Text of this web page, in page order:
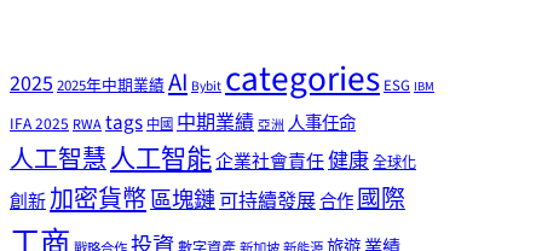
2025 2025年中期業績AI Bybitcategories ESG IBM
IFA 2025 RWAtags 中國 中期業績 亞洲 人事任命
人工智慧人工智能企業社會責任健康全球化
創新加密貨幣區塊鏈可持續發展合作國際